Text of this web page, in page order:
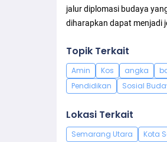
jalur diplomasi budaya
diharapkan dapat menjadi
Topik Terkait
Amin Kos angka
Pendidikan
Sosial
Lokasi Terkait
Semarang Utara Kota